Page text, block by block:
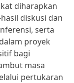
diharapkan
diskusi dan
serta
proyek
bagi
masa
pertukaran